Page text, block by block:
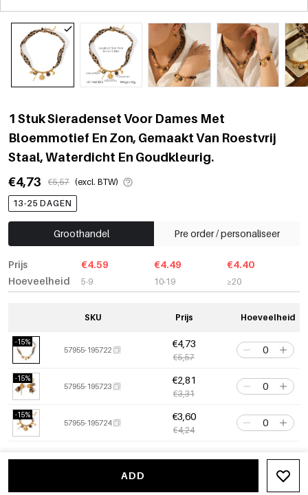
1 Stuk Sieradenset Voor Dames Met
Bloemmotief En Zon, Gemaakt Van Roestvrij
Staal, Waterdicht En Goudkleurig.
€4,73
€5,57 (excl. BTW)
13-25 DAGEN
Groothandel Pre order / personaliseer
Prijs
Hoeveelheid
€4.59
5-9
€4.49
10-19
€4.40
≥20
SKU Prijs Hoeveelheid
-15%
57955-195722
€4,73
€5,57
-15%
57955-195723
€2,81
€3,31
-15%
57955-195724
€3,60
€4,24
ADD